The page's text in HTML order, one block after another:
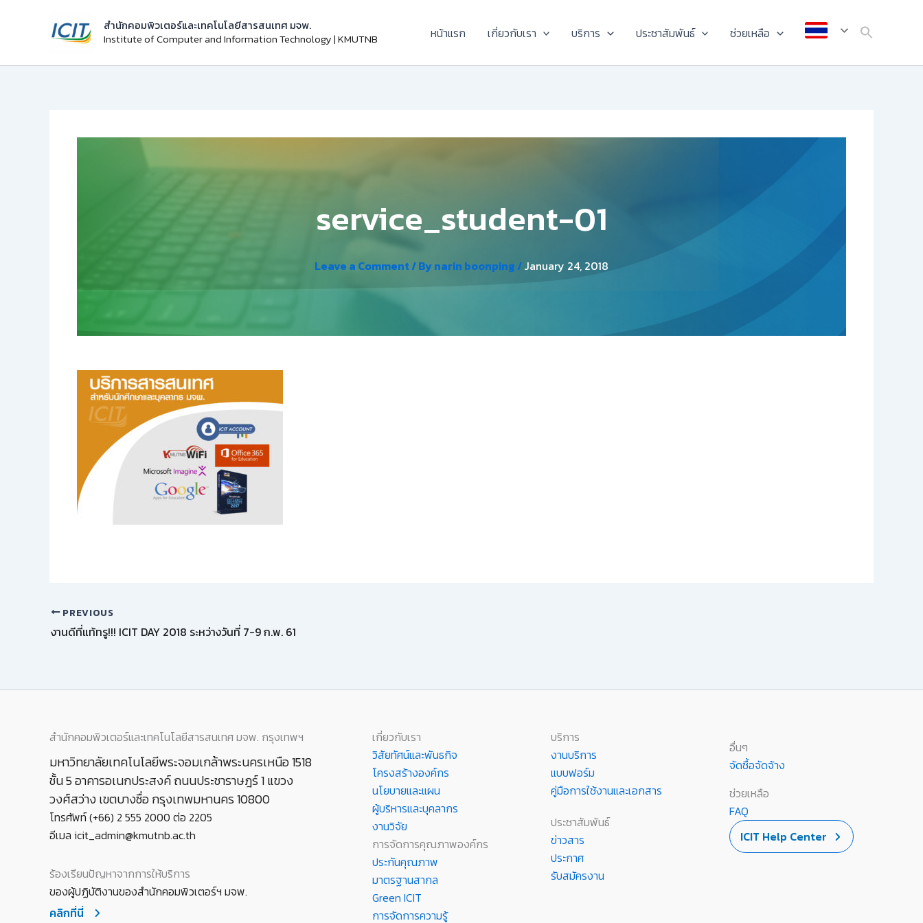
สำนักคอมพิวเตอร์และเทคโนโลยีสารสนเทศ มจพ.
Institute of Computer and Information Technology | KMUTNB
หน้าแรก เกี่ยวกับเรา บริการ ประชาสัมพันธ์ ช่วยเหลือ
service_student-01
Leave a Comment/ Bynarin boonping/January 24, 2018
PREVIOUS
งานดีที่แท้ทรู!!! ICIT DAY 2018 ระหว่างวันที่ 7-9 ก.พ. 61
สำนักคอมพิวเตอร์และเทคโนโลยีสารสนเทศ มจพ. กรุงเทพฯ
มหาวิทยาลัยเทคโนโลยีพระจอมเกล้าพระนครเหนือ 1518
ชั้น 5 อาคารอเนกประสงค์ ถนนประชาราษฎร์ 1 แขวง
วงศ์สว่าง เขตบางซื่อ กรุงเทพมหานคร 10800
โทรศัพท์ (+66) 2 555 2000 ต่อ 2205
อีเมล icit_admin@kmutnb.ac.th
ร้องเรียนปัญหาจากการให้บริการ
ของผู้ปฏิบัติงานของสำนักคอมพิวเตอร์ฯ มจพ.
คลิกที่นี่
เกี่ยวกับเรา
วิสัยทัศน์และพันธกิจ
โครงสร้างองค์กร
นโยบายและแผน
ผู้บริหารและบุคลากร
งานวิจัย
การจัดการคุณภาพองค์กร
ประกันคุณภาพ
มาตรฐานสากล
Green ICIT
การจัดการความรู้
บริการ
งานบริการ
แบบฟอร์ม
คู่มือการใช้งานและเอกสาร
ประชาสัมพันธ์
ข่าวสาร
ประกาศ
รับสมัครงาน
อื่นๆ
จัดซื้อจัดจ้าง
ช่วยเหลือ
FAQ
ICIT Help Center